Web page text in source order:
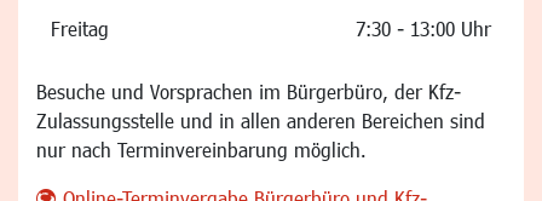
Freitag 7:30 - 13:00 Uhr
Besuche und Vorsprachen im Bürgerbüro, der Kfz-
Zulassungsstelle und in allen anderen Bereichen sind
nur nach Terminvereinbarung möglich.